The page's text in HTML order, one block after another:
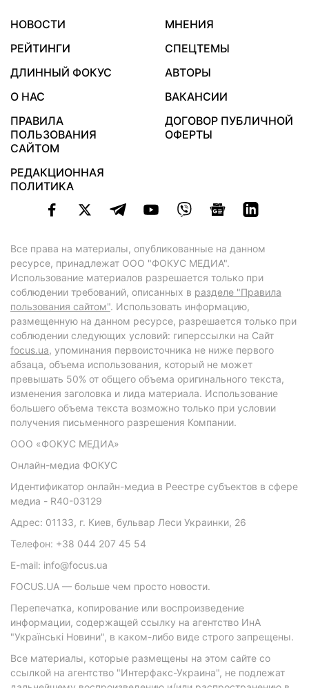
НОВОСТИ
МНЕНИЯ
РЕЙТИНГИ
СПЕЦТЕМЫ
ДЛИННЫЙ ФОКУС
АВТОРЫ
О НАС
ВАКАНСИИ
ПРАВИЛА
ПОЛЬЗОВАНИЯ
САЙТОМ
ДОГОВОР ПУБЛИЧНОЙ
ОФЕРТЫ
РЕДАКЦИОННАЯ
ПОЛИТИКА
Все права на материалы, опубликованные на данном
ресурсе, принадлежат ООО "ФОКУС МЕДИА".
Использование материалов разрешается только при
соблюдении требований, описанных в разделе "Правила
пользования сайтом". Использовать информацию,
размещенную на данном ресурсе, разрешается только при
соблюдении следующих условий: гиперссылки на Сайт
focus.ua, упоминания первоисточника не ниже первого
абзаца, объема использования, который не может
превышать 50% от общего объема оригинального текста,
изменения заголовка и лида материала. Использование
большего объема текста возможно только при условии
получения письменного разрешения Компании.
ООО «ФОКУС МЕДИА»
Онлайн-медиа ФОКУС
Идентификатор онлайн-медиа в Реестре субъектов в сфере
медиа - R40-03129
Адрес: 01133, г. Киев, бульвар Леси Украинки, 26
Телефон: +38 044 207 45 54
E-mail: info@focus.ua
FOCUS.UA — больше чем просто новости.
Перепечатка, копирование или воспроизведение
информации, содержащей ссылку на агентство ИнА
"Українські Новини", в каком-либо виде строго запрещены.
Все материалы, которые размещены на этом сайте со
ссылкой на агентство "Интерфакс-Украина", не подлежат